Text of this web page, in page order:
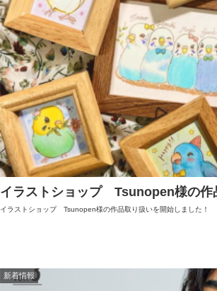
イラストショップ Tsunopen様の作
イラストショップ Tsunopen様の作品取り扱いを開始しました！
新着情報